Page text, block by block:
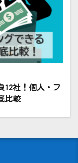
12社！個人・フ
比較